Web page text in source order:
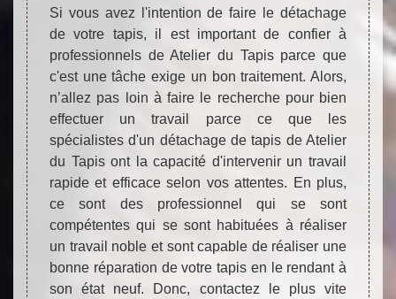
Si vous avez l'intention de faire le détachage
de votre tapis, il est important de confier à
professionnels de Atelier du Tapis parce que
c'est une tâche exige un bon traitement. Alors,
n’allez pas loin à faire le recherche pour bien
effectuer un travail parce ce que les
spécialistes d'un détachage de tapis de Atelier
du Tapis ont la capacité d'intervenir un travail
rapide et efficace selon vos attentes. En plus,
ce sont des professionnel qui se sont
compétentes qui se sont habituées à réaliser
un travail noble et sont capable de réaliser une
bonne réparation de votre tapis en le rendant à
son état neuf. Donc, contactez le plus vite